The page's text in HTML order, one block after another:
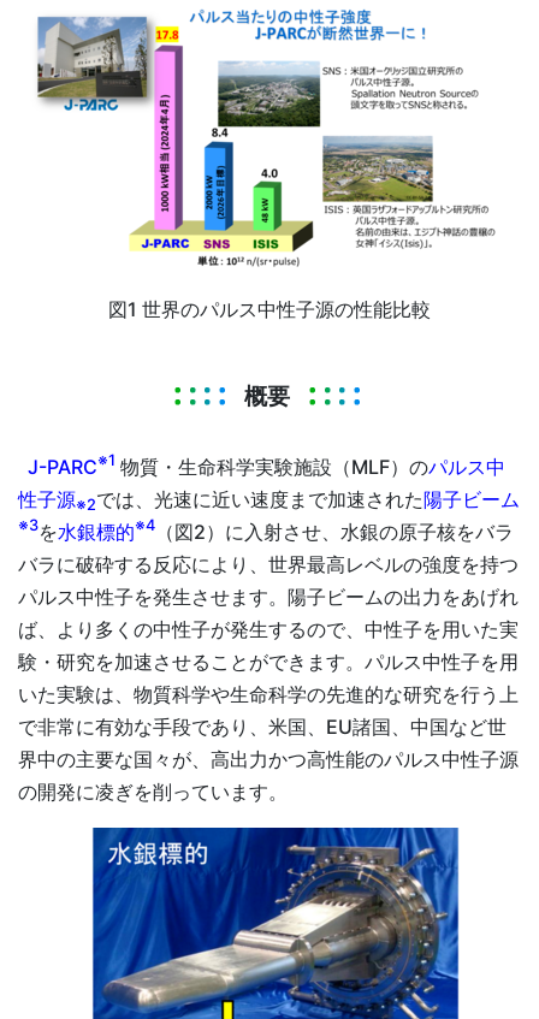
図1 世界のパルス中性子源の性能比較
概要
J-PARC※1 物質・生命科学実験施設（MLF）のパルス中
性子源※2では、光速に近い速度まで加速された陽子ビーム
※3を水銀標的※4
（図2）に入射させ、水銀の原子核をバラ
バラに破砕する反応により、世界最高レベルの強度を持つ
パルス中性子を発生させます。陽子ビームの出力をあげれ
ば、より多くの中性子が発生するので、中性子を用いた実
験・研究を加速させることができます。パルス中性子を用
いた実験は、物質科学や生命科学の先進的な研究を行う上
で非常に有効な手段であり、米国、EU諸国、中国など世
界中の主要な国々が、高出力かつ高性能のパルス中性子源
の開発に凌ぎを削っています。